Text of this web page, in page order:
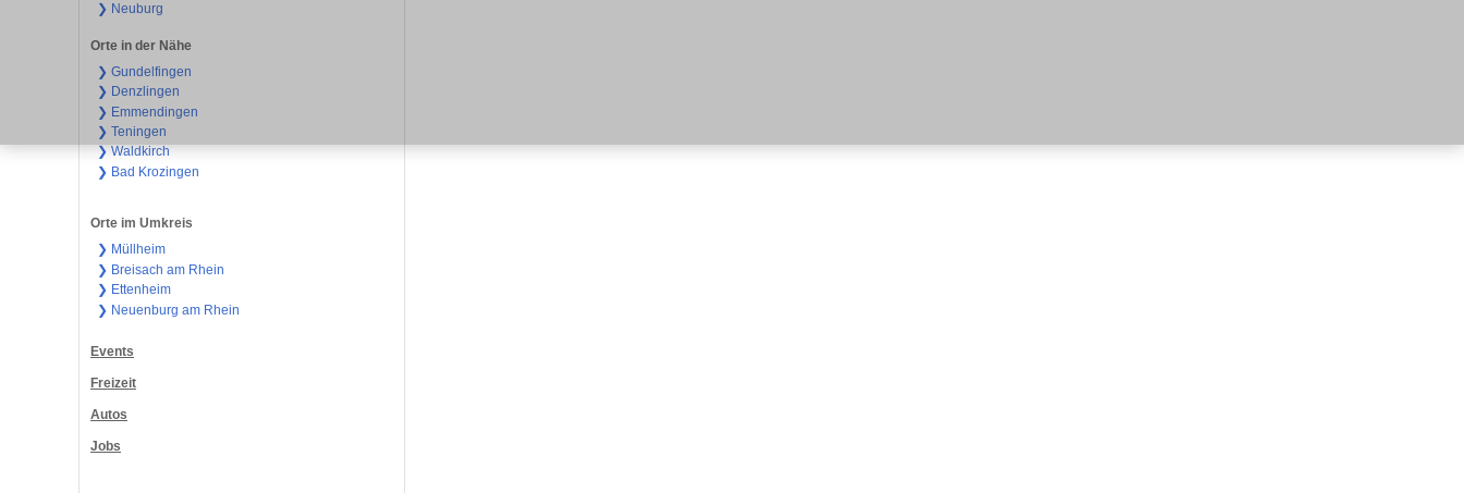
❯ Neuburg
Orte in der Nähe
❯ Gundelfingen
❯ Denzlingen
❯ Emmendingen
❯ Teningen
❯ Waldkirch
❯ Bad Krozingen
Orte im Umkreis
❯ Müllheim
❯ Breisach am Rhein
❯ Ettenheim
❯ Neuenburg am Rhein
Events
Freizeit
Autos
Jobs